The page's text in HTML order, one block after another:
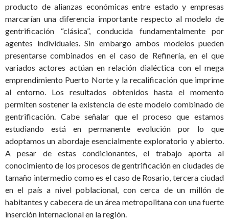
producto de alianzas económicas entre estado y empresas
marcarían una diferencia importante respecto al modelo de
gentrificación “clásica”, conducida fundamentalmente por
agentes individuales. Sin embargo ambos modelos pueden
presentarse combinados en el caso de Refinería, en el que
variados actores actúan en relación dialéctica con el mega
emprendimiento Puerto Norte y la recalificación que imprime
al entorno. Los resultados obtenidos hasta el momento
permiten sostener la existencia de este modelo combinado de
gentrificación. Cabe señalar que el proceso que estamos
estudiando está en permanente evolución por lo que
adoptamos un abordaje esencialmente exploratorio y abierto.
A pesar de estas condicionantes, el trabajo aporta al
conocimiento de los procesos de gentrificación en ciudades de
tamaño intermedio como es el caso de Rosario, tercera ciudad
en el país a nivel poblacional, con cerca de un millón de
habitantes y cabecera de un área metropolitana con una fuerte
inserción internacional en la región.